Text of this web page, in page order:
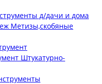
д/дачи и дома
Метизы,скобяные
Штукатурно-